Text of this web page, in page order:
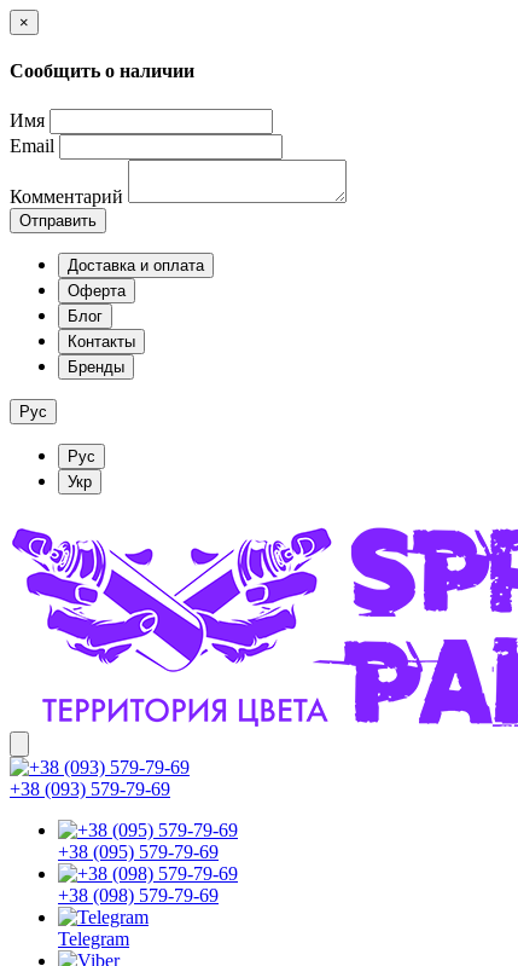
×
Сообщить о наличии
Имя
Email
Комментарий
Отправить
Доставка и оплата
Оферта
Блог
Контакты
Бренды
Рус
Рус
Укр
+38 (093) 579-79-69
+38 (095) 579-79-69
+38 (098) 579-79-69
Telegram